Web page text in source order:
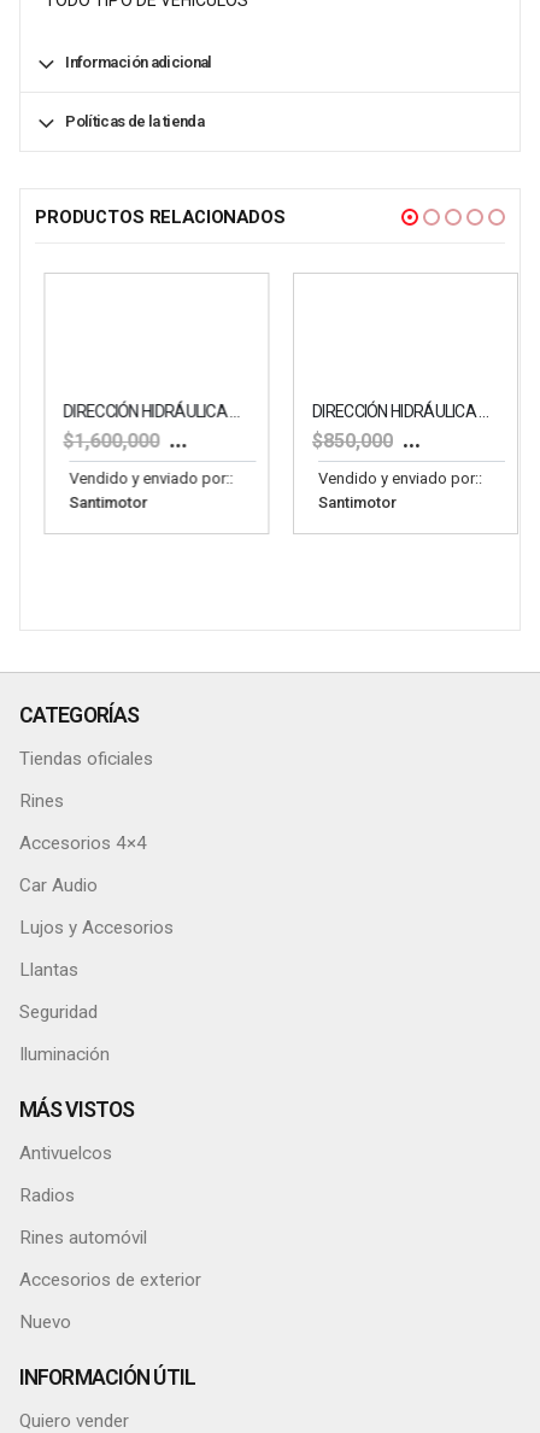
Información adicional
Políticas de la tienda
PRODUCTOS RELACIONADOS
DIRECCIÓN HIDRÁULICA DE JEEP RUBICON
1,600,000 $1,450,000
Vendido y enviado por::
Santimotor
DIRECCIÓN HIDRÁULICA DE MAZDA 3 NEW
850,000 $750,000
Vendido y enviado por::
Santimotor
CATEGORÍAS
Tiendas oficiales
Rines
Accesorios 4×4
Car Audio
Lujos y Accesorios
Llantas
Seguridad
Iluminación
MÁS VISTOS
Antivuelcos
Radios
Rines automóvil
Accesorios de exterior
Nuevo
INFORMACIÓN ÚTIL